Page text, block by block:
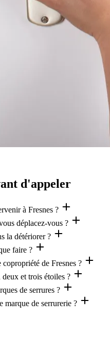
d'appeler
à Fresnes ?
déplacez-vous ?
la détériorer ?
faire ?
de Fresnes ?
et trois étoiles ?
de serrures ?
marque de serrurerie ?